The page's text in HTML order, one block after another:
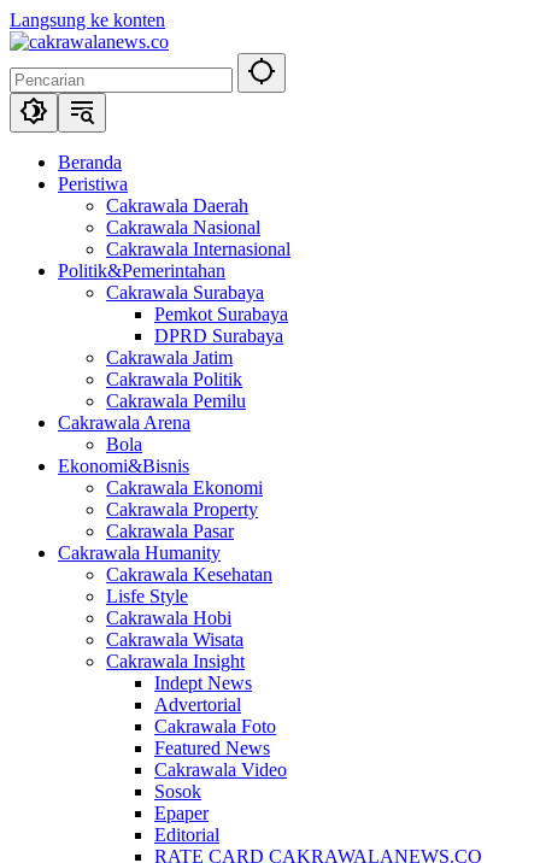
Langsung ke konten
Beranda
Peristiwa
Cakrawala Daerah
Cakrawala Nasional
Cakrawala Internasional
Politik&Pemerintahan
Cakrawala Surabaya
Pemkot Surabaya
DPRD Surabaya
Cakrawala Jatim
Cakrawala Politik
Cakrawala Pemilu
Cakrawala Arena
Bola
Ekonomi&Bisnis
Cakrawala Ekonomi
Cakrawala Property
Cakrawala Pasar
Cakrawala Humanity
Cakrawala Kesehatan
Lisfe Style
Cakrawala Hobi
Cakrawala Wisata
Cakrawala Insight
Indept News
Advertorial
Cakrawala Foto
Featured News
Cakrawala Video
Sosok
Epaper
Editorial
RATE CARD CAKRAWALANEWS.CO